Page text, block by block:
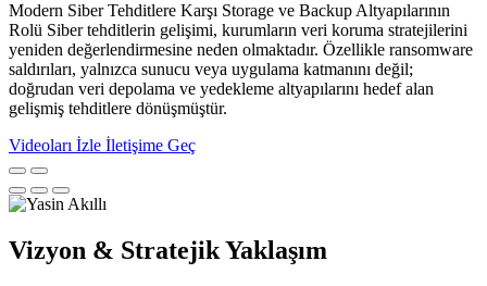
Modern Siber Tehditlere Karşı Storage ve Backup Altyapılarının
Rolü Siber tehditlerin gelişimi, kurumların veri koruma stratejilerini
yeniden değerlendirmesine neden olmaktadır. Özellikle ransomware
saldırıları, yalnızca sunucu veya uygulama katmanını değil;
doğrudan veri depolama ve yedekleme altyapılarını hedef alan
gelişmiş tehditlere dönüşmüştür.
Videoları İzle İletişime Geç
Vizyon & Stratejik Yaklaşım